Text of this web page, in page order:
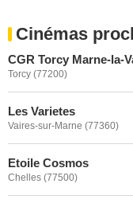
Cinémas
CGR Torcy Marne-la-
Torcy (77200)
Les Varietes
Vaires-sur-Marne (77360)
Etoile Cosmos
Chelles (77500)